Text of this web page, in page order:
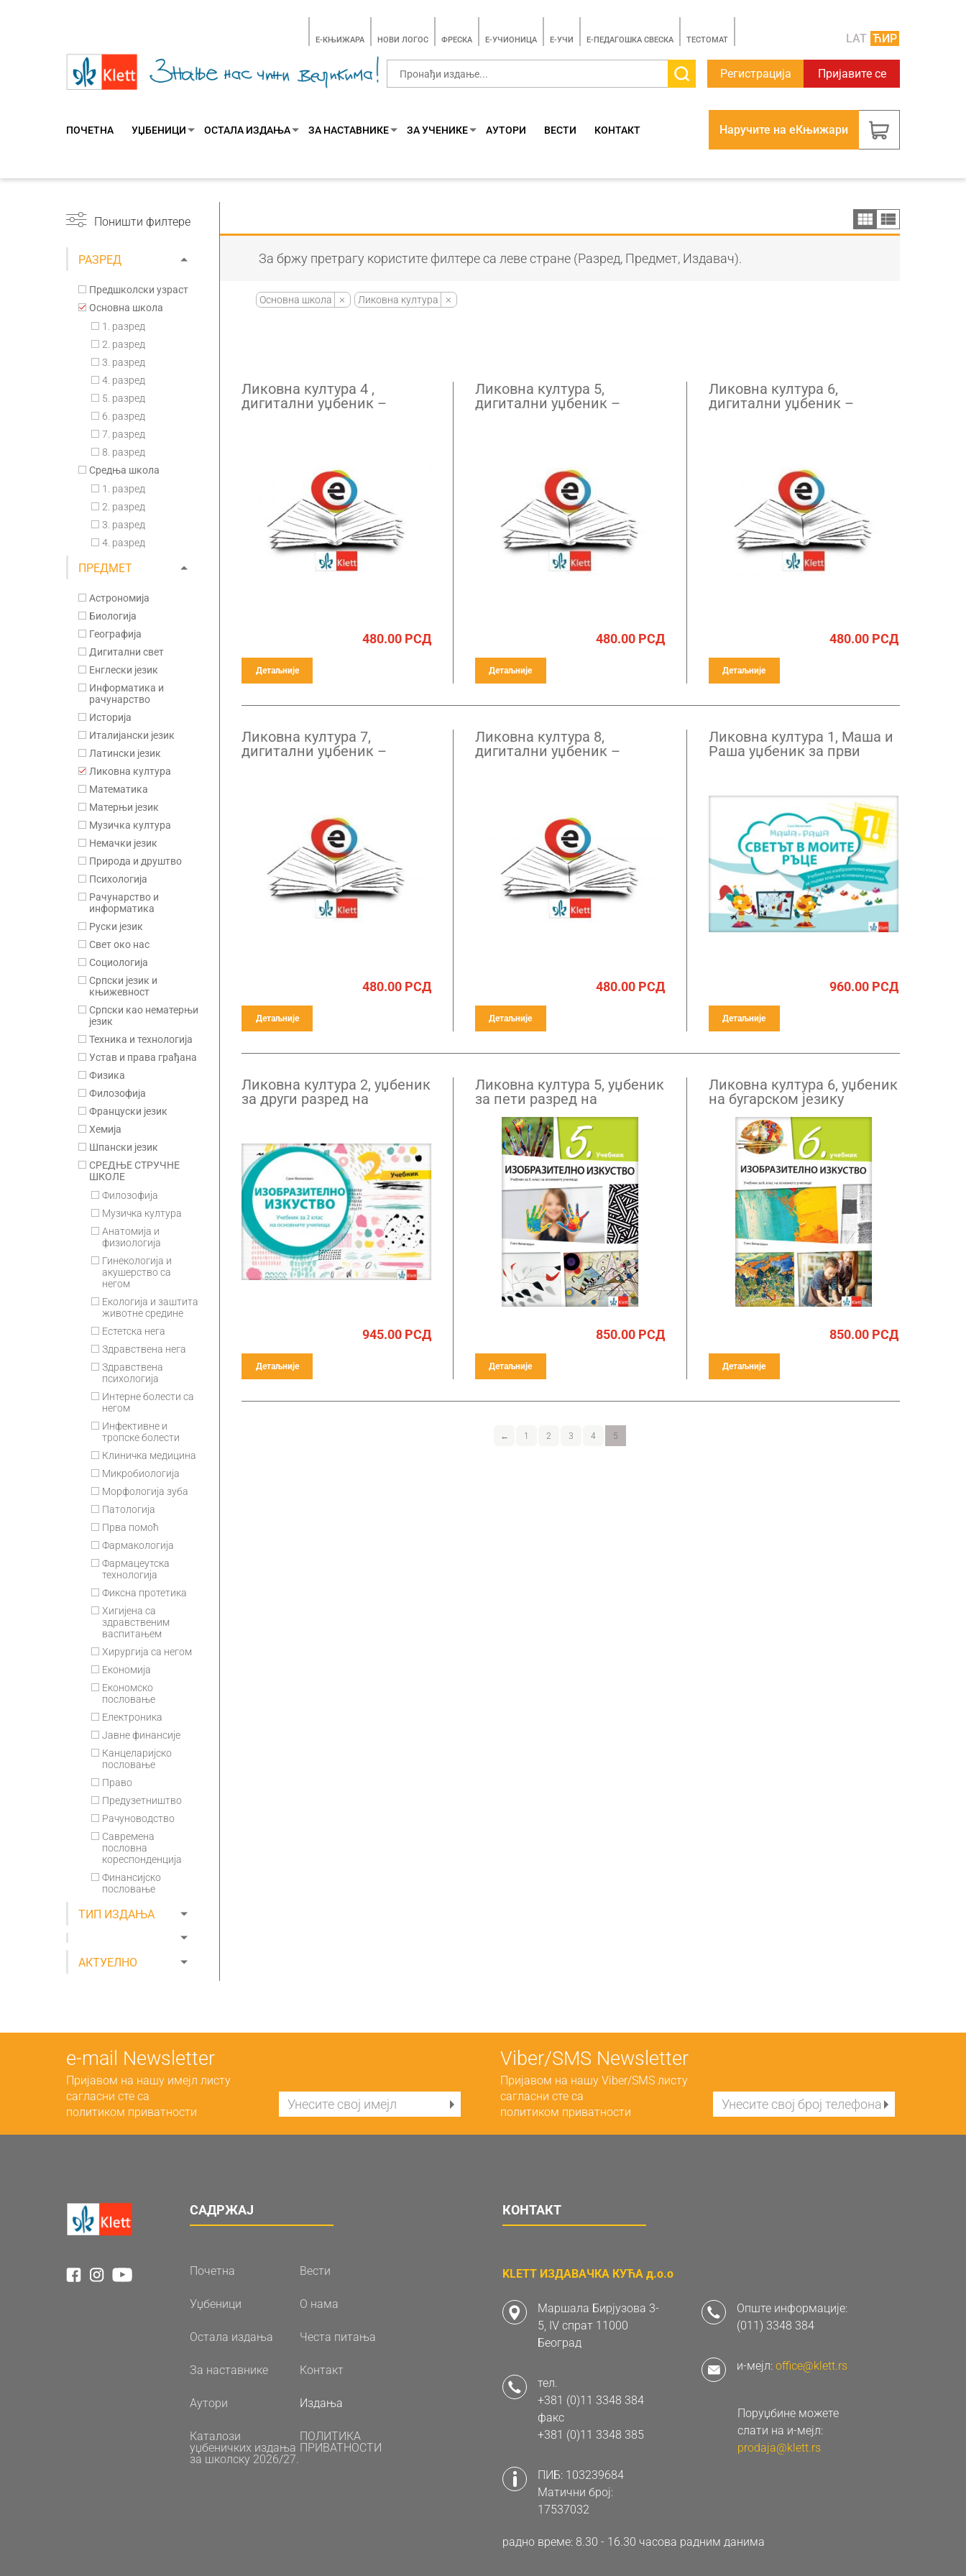
E-КЊИЖАРА НОВИ ЛОГОС ФРЕСКА E-УЧИОНИЦА E-УЧИ Е-ПЕДАГОШКА СВЕСКА TЕСТОМАТ LAT ЋИР
Регистрација Пријавите се
ПОЧЕТНА УЏБЕНИЦИ ОСТАЛА ИЗДАЊА ЗА НАСТАВНИКЕ ЗА УЧЕНИКЕ АУТОРИ ВЕСТИ КОНТАКТ Наручите на еКњижари
Поништи филтере
РАЗРЕД
Предшколски узраст
Основна школа
1. разред
2. разред
3. разред
4. разред
5. разред
6. разред
7. разред
8. разред
Средња школа
1. разред
2. разред
3. разред
4. разред
ПРЕДМЕТ
Астрономија
Биологија
Географија
Дигитални свет
Енглески језик
Информатика и
рачунарство
Историја
Италијански језик
Латински језик
Ликовна култура
Математика
Матерњи језик
Музичка култура
Немачки језик
Природа и друштво
Психологија
Рачунарство и
информатика
Руски језик
Свет око нас
Социологија
Српски језик и
књижевност
Српски као нематерњи
језик
Техника и технологија
Устав и права грађана
Физика
Филозофија
Француски језик
Хемија
Шпански језик
СРЕДЊЕ СТРУЧНЕ
ШКОЛЕ
Филозофија
Музичка култура
Анатомија и
физиологија
Гинекологија и
акушерство са
негом
Екологија и заштита
животне средине
Естетска нега
Здравствена нега
Здравствена
психологија
Интерне болести са
негом
Инфективне и
тропске болести
Клиничка медицина
Микробиологија
Морфологија зуба
Патологија
Прва помоћ
Фармакологија
Фармацеутска
технологија
Фиксна протетика
Хигијена са
здравственим
васпитањем
Хирургија са негом
Економија
Економско
пословање
Електроника
Јавне финансије
Канцеларијско
пословање
Право
Предузетништво
Рачуноводство
Савремена
пословна
кореспонденција
Финансијско
пословање
ТИП ИЗДАЊА
АКТУЕЛНО
За бржу претрагу користите филтере са леве стране (Разред, Предмет, Издавач).
Основна школа Ликовна култура
Ликовна култура 4 ,
дигитални уџбеник –
480.00РСД
Детаљније
Ликовна култура 5,
дигитални уџбеник –
480.00РСД
Детаљније
Ликовна култура 6,
дигитални уџбеник –
480.00РСД
Детаљније
Ликовна култура 7,
дигитални уџбеник –
480.00РСД
Детаљније
Ликовна култура 8,
дигитални уџбеник –
480.00РСД
Детаљније
Ликовна култура 1, Маша и
Раша уџбеник за први
960.00РСД
Детаљније
Ликовна култура 2, уџбеник
за други разред на
945.00РСД
Детаљније
Ликовна култура 5, уџбеник
за пети разред на
бугарском језику
850.00РСД
Детаљније
Ликовна култура 6, уџбеник
на бугарском језику
850.00РСД
Детаљније
← 1 2 3 4 5
е-mail Newsletter
Пријавом на нашу имејл листу
сагласни сте са
политиком приватности
Viber/SMS Newsletter
Пријавом на нашу Viber/SMS листу
сагласни сте са
политиком приватности
САДРЖАЈ
Почетна Вести
Уџбеници О нама
Остала издања Честа питања
За наставнике Контакт
Аутори Издања
Каталози
уџбеничких издања
за школску 2026/27.
ПОЛИТИКА
ПРИВАТНОСТИ
КОНТАКТ
KLETT ИЗДАВАЧКА КУЋА д.о.о
Маршала Бирјузова 3-
5, IV спрат 11000
Београд
тел.
+381 (0)11 3348 384
факс
+381 (0)11 3348 385
ПИБ: 103239684
Матични број:
17537032
Опште информације:
(011) 3348 384
и-мејл: office@klett.rs
Поруџбине можете
слати на и-мејл:
prodaja@klett.rs
радно време: 8.30 - 16.30 часова радним данима